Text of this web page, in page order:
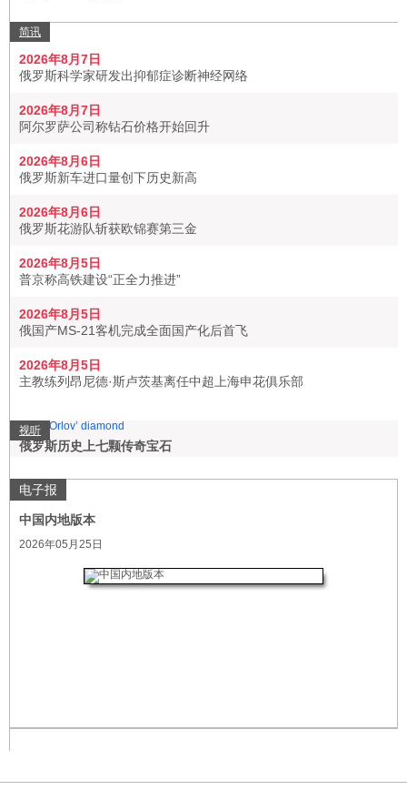
简讯
2026年8月7日
俄罗斯科学家研发出抑郁症诊断神经网络
2026年8月7日
阿尔罗萨公司称钻石价格开始回升
2026年8月6日
俄罗斯新车进口量创下历史新高
2026年8月6日
俄罗斯花游队斩获欧锦赛第三金
2026年8月5日
普京称高铁建设“正全力推进”
2026年8月5日
俄国产MS-21客机完成全面国产化后首飞
2026年8月5日
主教练列昂尼德·斯卢茨基离任中超上海申花俱乐部
视听
俄罗斯历史上七颗传奇宝石
电子报
中国内地版本
2026年05月25日